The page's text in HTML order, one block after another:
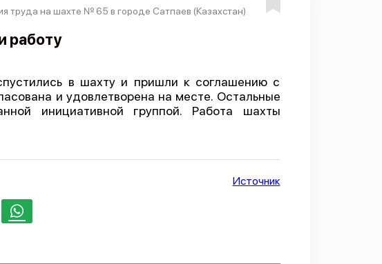
труда на шахте № 65 в городе Сатпаев (Казахстан)
работу
в шахту и пришли к соглашению с
и удовлетворена на месте. Остальные
инициативной группой. Работа шахты
Whatsapp
Источник